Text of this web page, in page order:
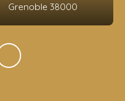
Grenoble 38000